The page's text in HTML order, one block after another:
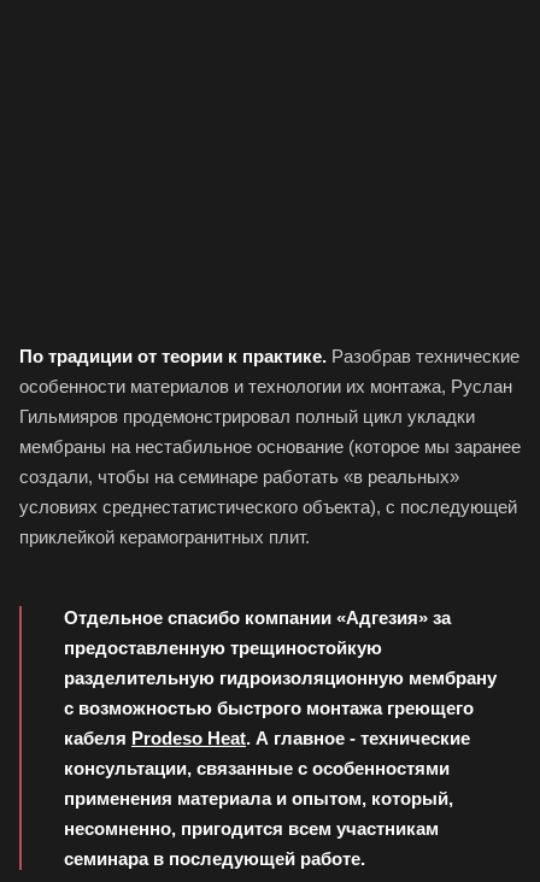
По традиции от теории к практике. Разобрав технические
особенности материалов и технологии их монтажа, Руслан
Гильмияров продемонстрировал полный цикл укладки
мембраны на нестабильное основание (которое мы заранее
создали, чтобы на семинаре работать «в реальных»
условиях среднестатистического объекта), с последующей
приклейкой керамогранитных плит.
Отдельное спасибо компании «Адгезия» за
предоставленную трещиностойкую
разделительную гидроизоляционную мембрану
с возможностью быстрого монтажа греющего
кабеля Prodeso Heat. А главное - технические
консультации, связанные с особенностями
применения материала и опытом, который,
несомненно, пригодится всем участникам
семинара в последующей работе.